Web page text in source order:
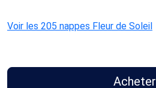
Voir les 205 nappes Fleur de Soleil
Acheter